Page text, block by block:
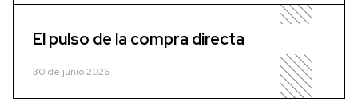
El pulso de la compra directa
30 de junio 2026